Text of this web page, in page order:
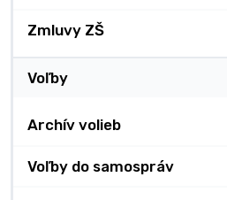
Zmluvy ZŠ
Voľby
Archív volieb
Voľby do samospráv